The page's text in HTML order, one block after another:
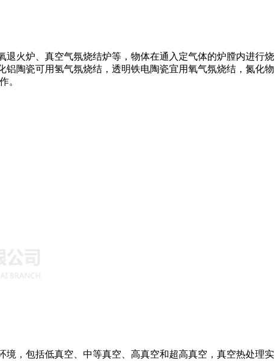
退火炉、真空气氛烧结炉等，物体在通入定气体的炉膛内进行烧
陶瓷可用氢气氛烧结，透明铁电陶瓷宜用氧气氛烧结，氮化物
。
，包括低真空、中等真空、高真空和超高真空，真空热处理实